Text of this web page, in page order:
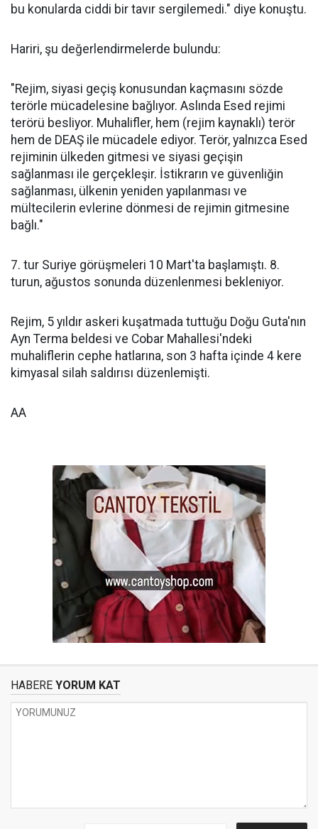
bu konularda ciddi bir tavır sergilemedi." diye konuştu.
Hariri, şu değerlendirmelerde bulundu:
"Rejim, siyasi geçiş konusundan kaçmasını sözde
terörle mücadelesine bağlıyor. Aslında Esed rejimi
terörü besliyor. Muhalifler, hem (rejim kaynaklı) terör
hem de DEAŞ ile mücadele ediyor. Terör, yalnızca Esed
rejiminin ülkeden gitmesi ve siyasi geçişin
sağlanması ile gerçekleşir. İstikrarın ve güvenliğin
sağlanması, ülkenin yeniden yapılanması ve
mültecilerin evlerine dönmesi de rejimin gitmesine
bağlı."
7. tur Suriye görüşmeleri 10 Mart'ta başlamıştı. 8.
turun, ağustos sonunda düzenlenmesi bekleniyor.
Rejim, 5 yıldır askeri kuşatmada tuttuğu Doğu Guta'nın
Ayn Terma beldesi ve Cobar Mahallesi'ndeki
muhaliflerin cephe hatlarına, son 3 hafta içinde 4 kere
kimyasal silah saldırısı düzenlemişti.
AA
HABERE YORUM KAT